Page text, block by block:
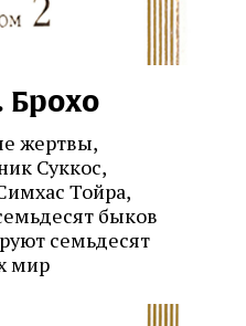
Брохо
жертвы,
Суккос,
Тойра,
быков
семьдесят
мир